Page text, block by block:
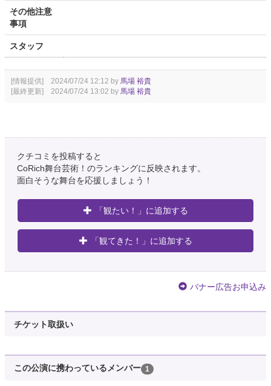
その他注意
事項
スタッフ
[情報提供] 2024/07/24 12:12 by 馬場 裕貴
[最終更新] 2024/07/24 13:02 by 馬場 裕貴
クチコミを投稿すると
CoRich舞台芸術！のランキングに反映されます。
面白そうな舞台を応援しましょう！
「観たい！」に追加する
「観てきた！」に追加する
バナー広告お申込み
チケット取扱い
この公演に携わっているメンバー 1